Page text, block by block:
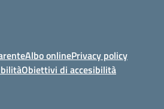
Albo onlinePrivacy policy
Obiettivi di accesibilità